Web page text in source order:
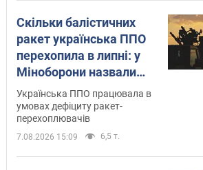
Скільки балістичних
ракет українська ППО
перехопила в липні: у
Міноборони назвали
цифру
Українська ППО працювала в
умовах дефіциту ракет-
перехоплювачів
7.08.2026 15:09 6,5 т.